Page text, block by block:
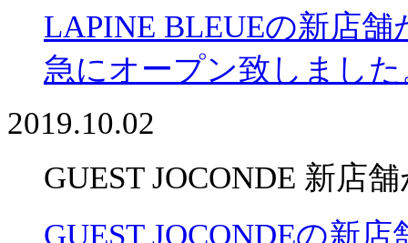
LAPINE BLEUEの新店舗
急にオープン致しまし
2019.10.02
GUEST JOCONDE 新店
GUEST JOCONDEの新